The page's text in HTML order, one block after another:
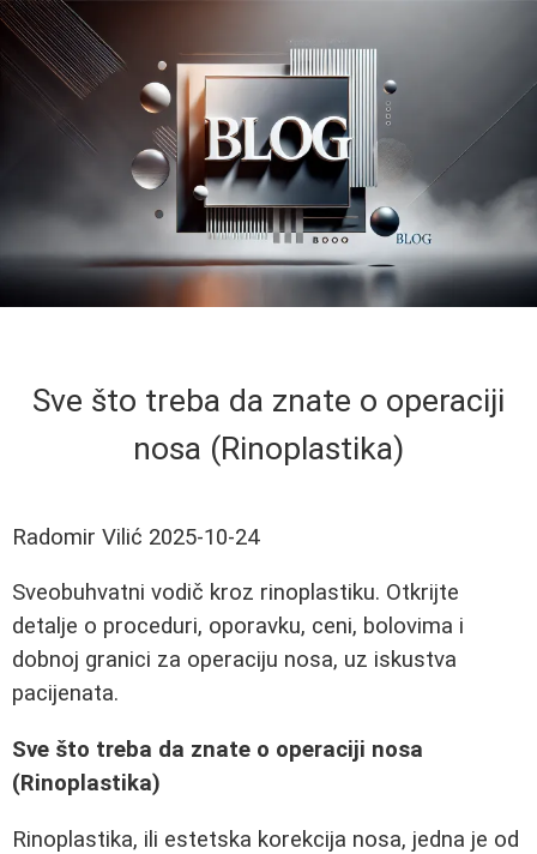
Sve što treba da znate o operaciji
nosa (Rinoplastika)
Radomir Vilić 2025-10-24
Sveobuhvatni vodič kroz rinoplastiku. Otkrijte
detalje o proceduri, oporavku, ceni, bolovima i
dobnoj granici za operaciju nosa, uz iskustva
pacijenata.
Sve što treba da znate o operaciji nosa
(Rinoplastika)
Rinoplastika, ili estetska korekcija nosa, jedna je od